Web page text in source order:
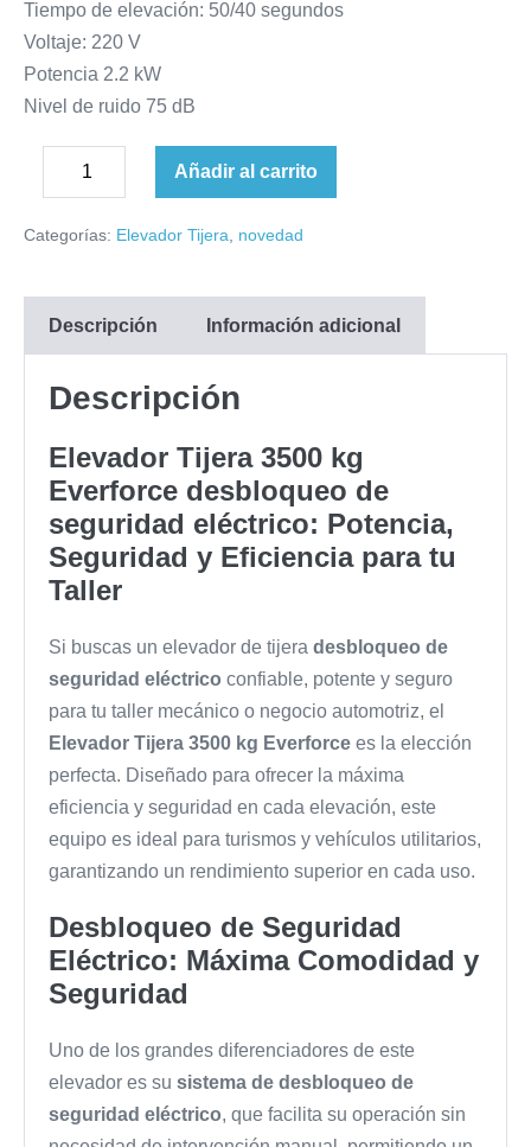
Tiempo de elevación: 50/40 segundos
Voltaje: 220 V
Potencia 2.2 kW
Nivel de ruido 75 dB
Disminuir
la
Elevador
Tijeras
Desbloqueo
de
seguridad
cantidad
cantidad
Añadir al carrito
Categorías: Elevador Tijera novedad
Descripción Información adicional
Descripción
Elevador Tijera 3500 kg
Everforce desbloqueo de
seguridad eléctrico: Potencia,
Seguridad y Eficiencia para tu
Taller
Si buscas un elevador de tijera desbloqueo de
seguridad eléctrico confiable, potente y seguro
para tu taller mecánico o negocio automotriz, el
Elevador Tijera 3500 kg Everforce es la elección
perfecta. Diseñado para ofrecer la máxima
eficiencia y seguridad en cada elevación, este
equipo es ideal para turismos y vehículos utilitarios,
garantizando un rendimiento superior en cada uso.
Desbloqueo de Seguridad
Eléctrico: Máxima Comodidad y
Seguridad
Uno de los grandes diferenciadores de este
elevador es su sistema de desbloqueo de
seguridad eléctrico, que facilita su operación sin